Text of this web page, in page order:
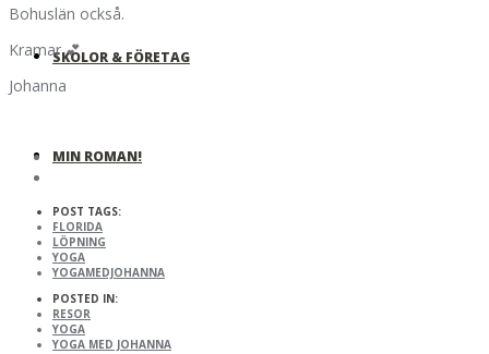
SKOLOR & FÖRETAG
MIN ROMAN!
Bohuslän också.
Kramar 💕
Johanna
POST TAGS:
FLORIDA
LÖPNING
YOGA
YOGAMEDJOHANNA
POSTED IN:
RESOR
YOGA
YOGA MED JOHANNA